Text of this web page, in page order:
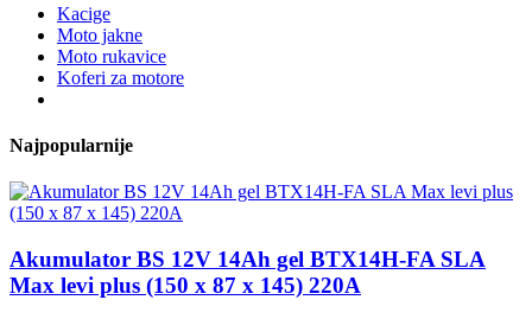
Kacige
Moto jakne
Moto rukavice
Koferi za motore
Najpopularnije
Akumulator BS 12V 14Ah gel BTX14H-FA SLA
Max levi plus (150 x 87 x 145) 220A